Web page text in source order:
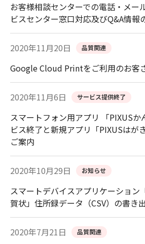
お客様相談センターでの電話・メー
ビスセンター窓口対応及びQ&A情報
2020年11月20日 品質関連
Google Cloud Printをご利用のお客
2020年11月6日 サービス提供終了
スマートフォン用アプリ 「PIXUSか
ビス終了と新規アプリ「PIXUSはが
ご案内
2020年10月29日 お知らせ
スマートデバイスアプリケーション
賀状」住所録データ（CSV）の書き
2020年7月21日 品質関連